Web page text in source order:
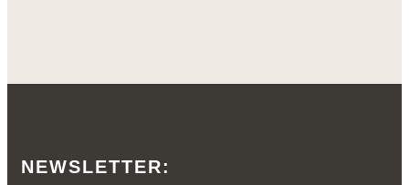
NEWSLETTER: